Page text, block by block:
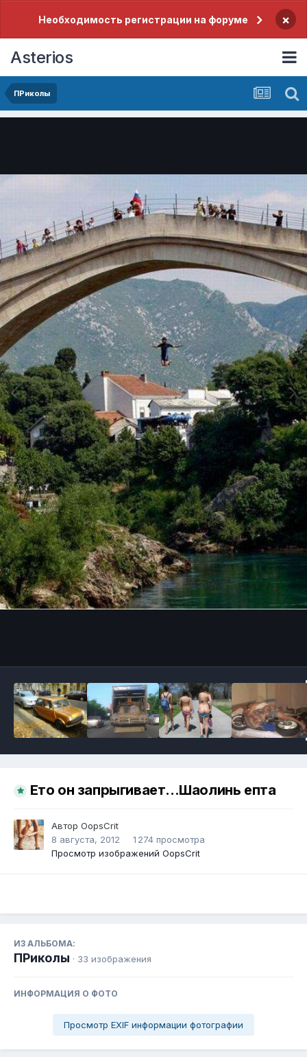
Необходимость регистрации на форуме ×
Asterios
ПРиколы
Ето он запрыгивает...Шаолинь епта
Автор OopsCrit
8 августа, 2012
1 274 просмотра
Просмотр изображений OopsCrit
ИЗ АЛЬБОМА:
ПРиколы · 33 изображения
ИНФОРМАЦИЯ О ФОТО
Просмотр EXIF информации фотографии